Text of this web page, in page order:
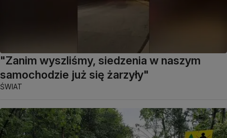
"Zanim wyszliśmy, siedzenia w naszym
samochodzie już się żarzyły"
ŚWIAT